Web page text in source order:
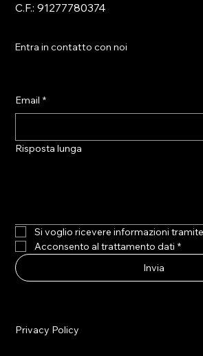
C.F.: 91277780374
Entra in contatto con noi
Email *
Risposta lunga
Si voglio ricevere informazioni
Acconsento al trattamento dati *
Invia
Privacy Policy